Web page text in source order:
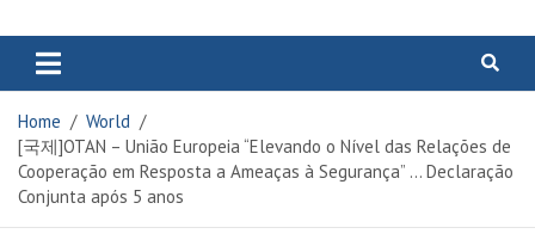
www.portalcascais.pt
recentes e veja programas de TV,
reportagens e podcasts
www.portalcascais.pt
Home
World
[국제]OTAN – União Europeia “Elevando o Nível das Relações de
Cooperação em Resposta a Ameaças à Segurança” … Declaração
Conjunta após 5 anos